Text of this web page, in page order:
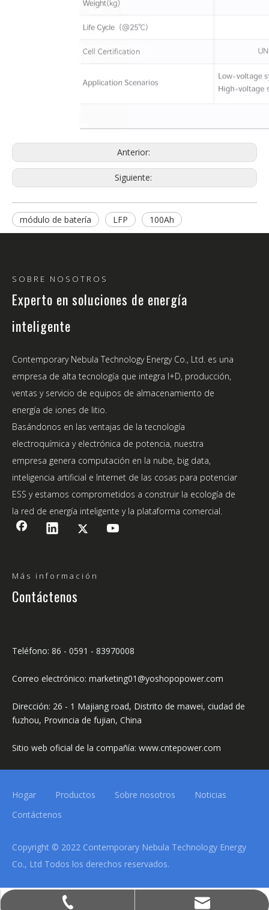
Anterior:
Siguiente:
módulo de batería LFP 100Ah
SOBRE NOSOTROS
Experto en soluciones de energía
inteligente
Contemporary Nebula Technology Energy Co., Ltd. es una
empresa de alta tecnología que integra I+D, producción,
ventas y servicio de equipos de almacenamiento de
energía de iones de litio.
Basándonos en las ventajas de la tecnología
electroquímica y electrónica de potencia, nuestra
empresa genera computación en la nube, big data,
inteligencia artificial e Internet de las cosas para potenciar
ESS y estamos comprometidos a construir la ecología de
la red de energía inteligente y la plataforma comercial.
Más información
Contáctenos
Teléfono: 86 - 0591 - 83970008
Correo electrónico: marketing01@yoshopopower.com
Dirección: 26 - 1 Majiang road, Distrito de mawei, ciudad de
fuzhou, Provincia de fujian, China
Sitio web oficial de la compañía: www.cntepower.com
marketing01@yoshopopower.com
Hogar Productos Sobre nosotros
Noticias
Contáctenos
Copyright © 2022 Contemporary Nebula Technology Energy
Co., Ltd Todos los derechos reservados.